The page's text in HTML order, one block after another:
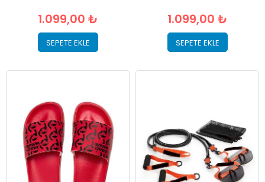
1.099,00 ₺
SEPETE EKLE
1.099,00 ₺
SEPETE EKLE